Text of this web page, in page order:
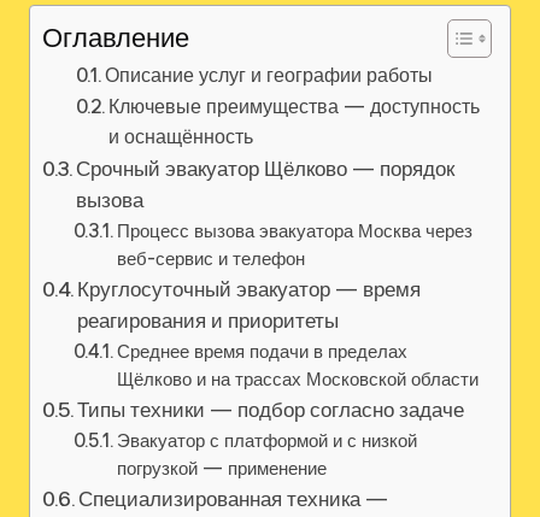
Оглавление
Описание услуг и географии работы
Ключевые преимущества — доступность
и оснащённость
Срочный эвакуатор Щёлково — порядок
вызова
Процесс вызова эвакуатора Москва через
веб-сервис и телефон
Круглосуточный эвакуатор — время
реагирования и приоритеты
Среднее время подачи в пределах
Щёлково и на трассах Московской области
Типы техники — подбор согласно задаче
Эвакуатор с платформой и с низкой
погрузкой — применение
Специализированная техника —